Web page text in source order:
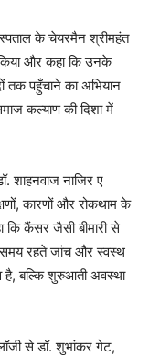
के चेयरमैन श्रीमहंत
और कहा कि उनके
तक पहुँचाने का अभियान
कल्याण की दिशा में
शाहनवाज नाजिर ए
कारणों और रोकथाम के
कि कैंसर जैसी बीमारी से
रहते जांच और स्वस्थ
बल्कि शुरुआती अवस्था
से डॉ. शुभांकर गेट,